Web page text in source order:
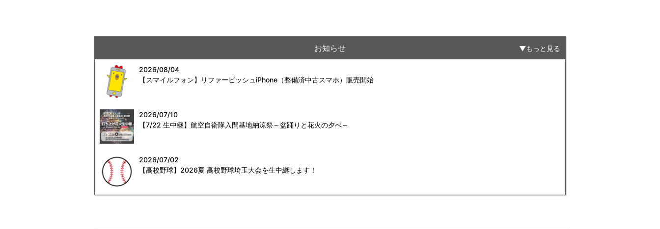
お知らせ もっと見る
2026/08/04
【スマイルフォン】リファービッシュiPhone（整備済中古スマホ）販売開始
2026/07/10
【7/22 生中継】航空自衛隊入間基地納涼祭～盆踊りと花火の夕べ～
2026/07/02
【高校野球】2026夏 高校野球埼玉大会を生中継します！